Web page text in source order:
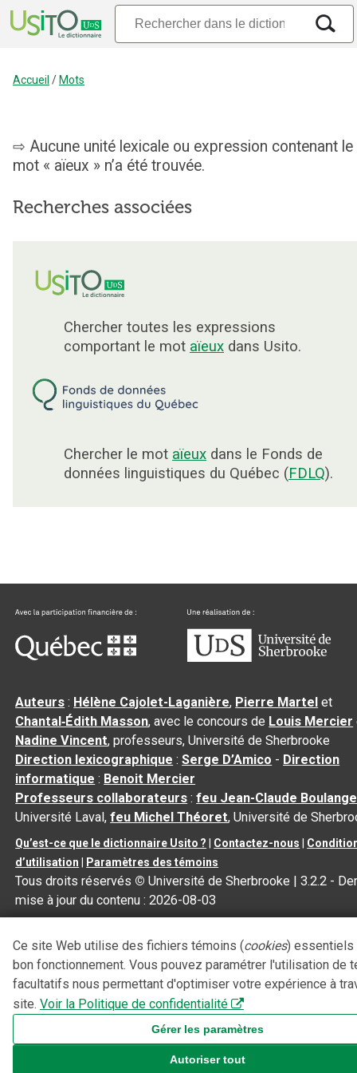
Accueil / Mots
Aucune unité lexicale ou expression contenant le
mot « aïeux » n’a été trouvée.
Recherches associées
Chercher toutes les expressions
comportant le mot aïeux dans Usito.
Chercher le mot aïeux dans le Fonds de
données linguistiques du Québec (FDLQ).
Auteurs : Hélène Cajolet-Laganière, Pierre Martel et
Chantal‑Édith Masson, avec le concours de Louis Mercier
Nadine Vincent, professeurs, Université de Sherbrooke
Direction lexicographique :Serge D’Amico - Direction
informatique : Benoit Mercier
Professeurs collaborateurs :feu Jean-Claude
Université Laval,feu Michel Théoret, Université de
Qu’est-ce que le dictionnaire Usito ? Contactez-nous
d’utilisation
Paramètres des témoins
Tous droits réservés © Université de Sherbrooke |3.2.2 -
mise à jour du contenu :2026-08-03
Ce site Web utilise des fichiers témoins (cookies) essentiels
bon fonctionnement. Vous pouvez paramétrer l'utilisation de
facultatifs nous permettant d'optimiser votre expérience à
site. Voir la Politique de confidentialité
Gérer les paramètres
Autoriser tout